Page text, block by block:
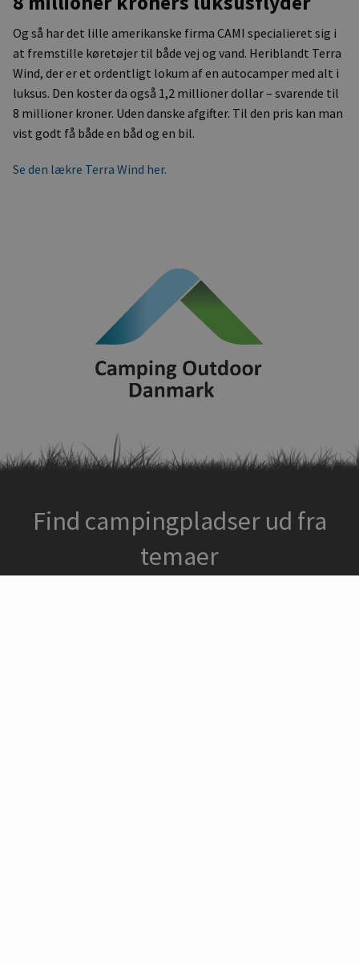
Og så har det lille amerikanske firma CAMI specialieret sig i
at fremstille køretøjer til både vej og vand. Heriblandt Terra
Wind, der er et ordentligt lokum af en autocamper med alt i
luksus. Den koster da også 1,2 millioner dollar – svarende til
8 millioner kroner. Uden danske afgifter. Til den pris kan man
vist godt få både en båd og en bil.
Se den lækre Terra Wind her.
Find campingpladser ud fra
temaer